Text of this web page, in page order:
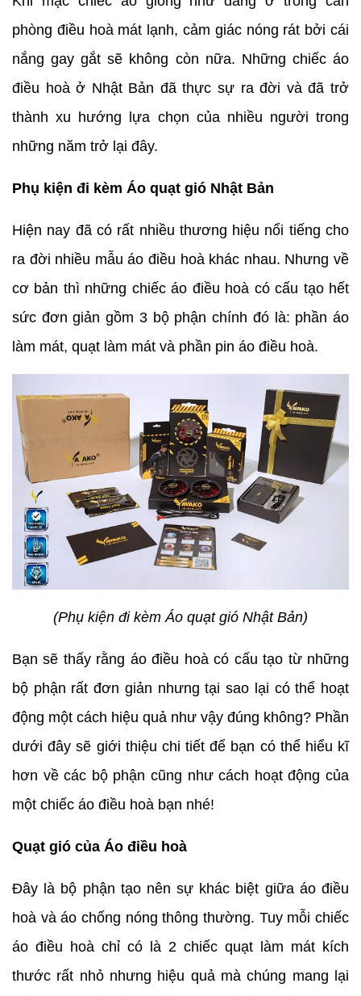
phòng điều hoà mát lạnh, cảm giác nóng rát bởi cái
nắng gay gắt sẽ không còn nữa. Những chiếc áo
điều hoà ở Nhật Bản đã thực sự ra đời và đã trở
thành xu hướng lựa chọn của nhiều người trong
những năm trở lại đây.
Phụ kiện đi kèm Áo quạt gió Nhật Bản
Hiện nay đã có rất nhiều thương hiệu nổi tiếng cho
ra đời nhiều mẫu áo điều hoà khác nhau. Nhưng về
cơ bản thì những chiếc áo điều hoà có cấu tạo hết
sức đơn giản gồm 3 bộ phận chính đó là: phần áo
làm mát, quạt làm mát và phần pin áo điều hoà.
(Phụ kiện đi kèm Áo quạt gió Nhật Bản)
Bạn sẽ thấy rằng áo điều hoà có cấu tạo từ những
bộ phận rất đơn giản nhưng tại sao lại có thể hoạt
động một cách hiệu quả như vậy đúng không? Phần
dưới đây sẽ giới thiệu chi tiết để bạn có thể hiểu kĩ
hơn về các bộ phận cũng như cách hoạt động của
một chiếc áo điều hoà bạn nhé!
Quạt gió của Áo điều hoà
Đây là bộ phận tạo nên sự khác biệt giữa áo điều
hoà và áo chống nóng thông thường. Tuy mỗi chiếc
áo điều hoà chỉ có là 2 chiếc quạt làm mát kích
thước rất nhỏ nhưng hiệu quả mà chúng mang lại